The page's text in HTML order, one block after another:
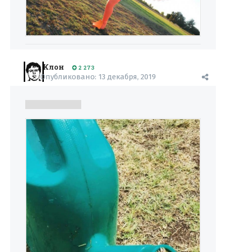
Клон 2 273
Опубликовано: 13 декабря, 2019